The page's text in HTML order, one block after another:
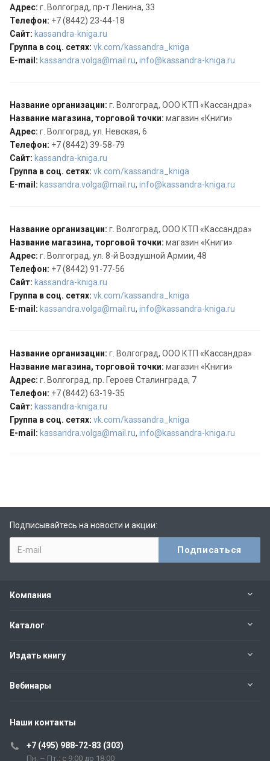
Адрес: г. Волгоград, пр-т Ленина, 33
Телефон: +7 (8442) 23-44-18
Сайт: kassandra-kniga.ru
Группа в соц. сетях: vk.com/kassandra_kniga
E-mail: kassandra.volga@mail.ru, info@kassandra-kniga.ru
Название организации: г. Волгоград, ООО КТП «Кассандра»
Название магазина, торговой точки: магазин «Книги»
Адрес: г. Волгоград, ул. Невская, 6
Телефон: +7 (8442) 39-58-79
Сайт: kassandra-kniga.ru
Группа в соц. сетях: vk.com/kassandra_kniga
E-mail: kassandra.volga@mail.ru, info@kassandra-kniga.ru
Название организации: г. Волгоград, ООО КТП «Кассандра»
Название магазина, торговой точки: магазин «Книги»
Адрес: г. Волгоград, ул. 8-й Воздушной Армии, 48
Телефон: +7 (8442) 91-77-56
Сайт: kassandra-kniga.ru
Группа в соц. сетях: vk.com/kassandra_kniga
E-mail: kassandra.volga@mail.ru, info@kassandra-kniga.ru
Название организации: г. Волгоград, ООО КТП «Кассандра»
Название магазина, торговой точки: магазин «Книги»
Адрес: г. Волгоград, пр. Героев Сталинграда, 7
Телефон: +7 (8442) 63-19-35
Сайт: kassandra-kniga.ru
Группа в соц. сетях: vk.com/kassandra_kniga
E-mail: kassandra.volga@mail.ru, info@kassandra-kniga.ru
Подписывайтесь на новости и акции:
Компания
Каталог
Издать книгу
Вебинары
Наши контакты
+7 (495) 988-72-83 (303)
Пн. – Пт.: с 9:00 до 18:00